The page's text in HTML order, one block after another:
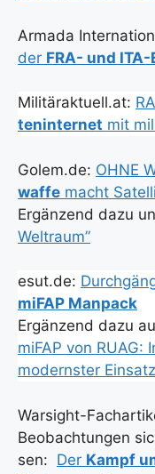
Arma­da
der FRA- und ITA-
Militäraktuell.at:
ten­in­ter­net mit
Golem.de: OHNE
waf­fe macht
Ergän­zend dazu
Welt­raum”
esut.de:
miFAP Man­pack
Ergän­zend dazu
miFAP von RUAG:
moderns­ter
War­sight-
Beob­ach­tun­gen
sen: Der Kampf